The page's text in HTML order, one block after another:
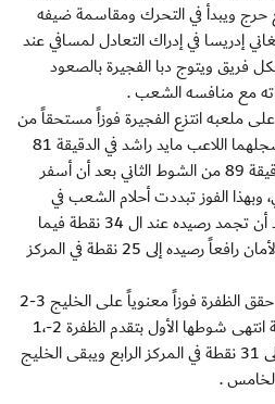
ويبدأ في التحرك ومقاسمة ضيفه
إدريسا في إدراك التعادل لمسافي عند
بهدف لكل فريق ويتوج دبا الفجيرة بالصعود
مع منافسه الشعب .
على ملعبه انتزع الفجيرة فوزاً مستحقاً من
ضيفه الشعب بهدفين نظيفين سجلهما اللاعب مايد راشد في الدقيقة 81
والتونسي فيصل الإدريس في الدقيقة 89 من الشوط الثاني بعد أن أسفر
وبهذا الفوز تبددت أحلام الشعب في
الصعود إلى دوري المحترفين بعد أن تجمد رصيده عند ال 34 نقطة فيما
اقترب الفجيرة من العبور إلى بر الأمان رافعاً رصيده إلى 25 نقطة في المركز
فوز معنوي للظفرة على الخليج حقق الظفرة فوزاً معنوياً على الخليج 3-2
بعد مباراة حفلت بالإثارة والسرعة انتهى شوطها الأول بتقدم الظفرة 2-،1
وبهذا الفوز يقفز الظفرة برصيده إلى 31 نقطة في المركز الرابع ويبقى الخليج